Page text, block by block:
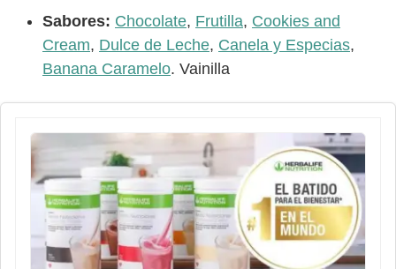
Sabores: Chocolate, Frutilla, Cookies and
Cream, Dulce de Leche, Canela y Especias,
Banana Caramelo. Vainilla